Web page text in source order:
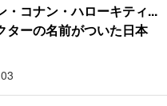
・コナン・ハローキティ...
ターの名前がついた日本